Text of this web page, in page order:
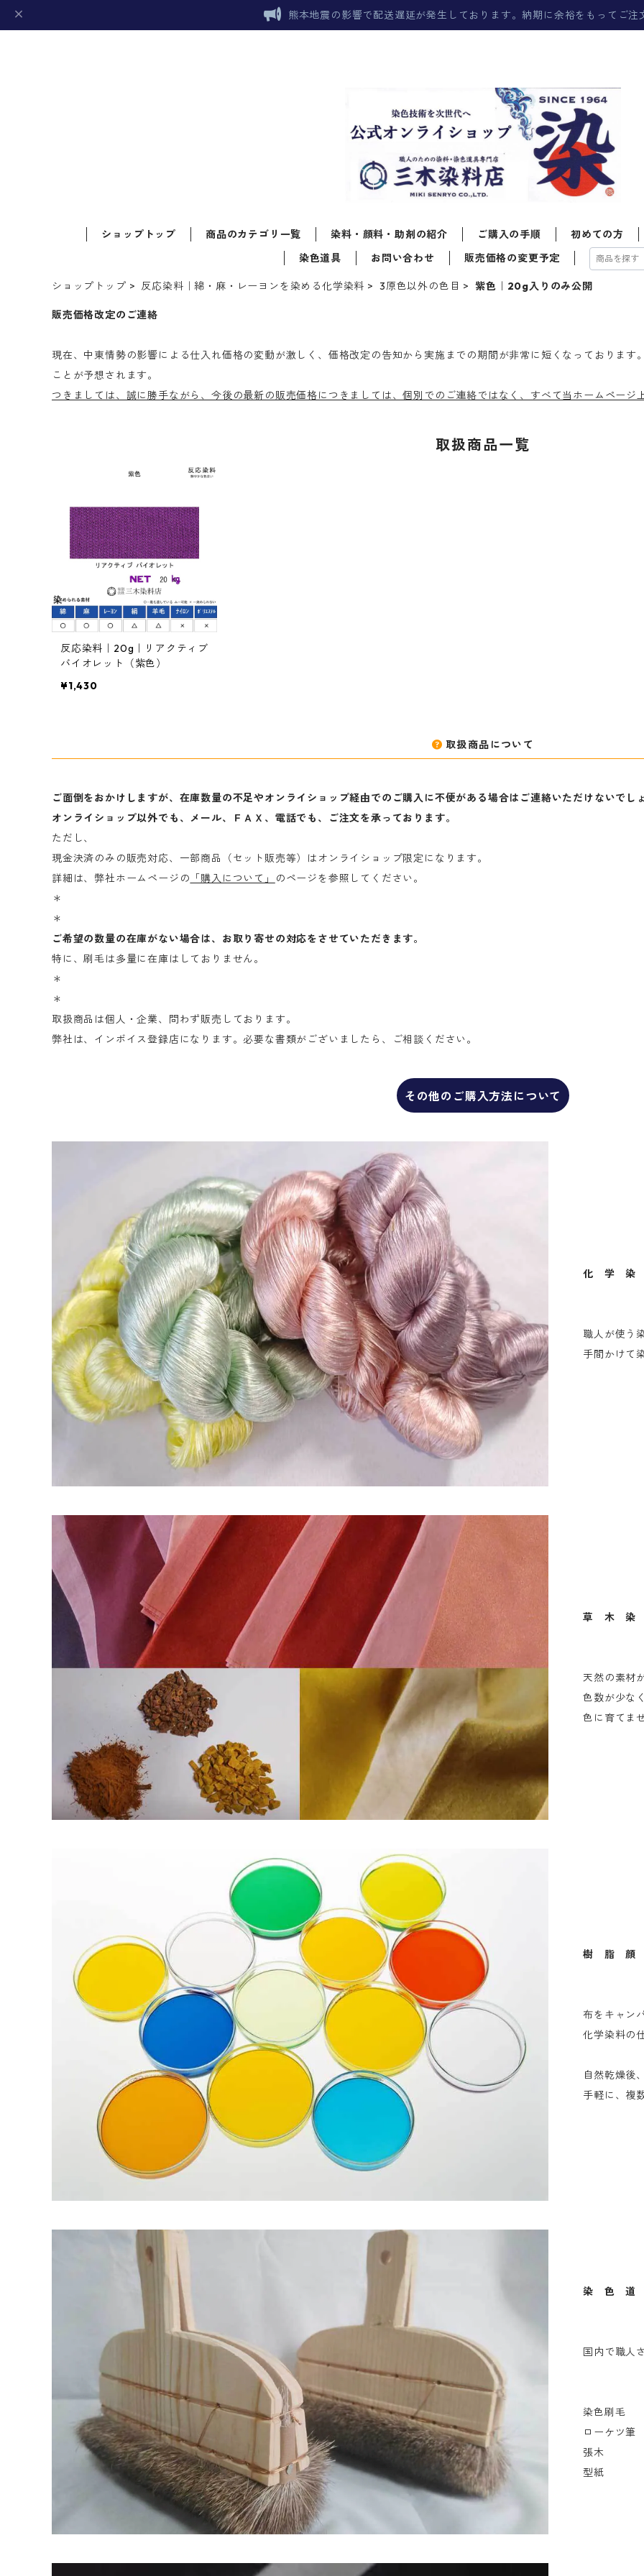
熊本地震の影響で配送遅延が発生しております。納期に余裕をもってご注
ショップトップ 商品のカテゴリ一覧 染料・顔料・助剤の紹介 ご購入の手順
初めての方
染色道具
お問い合わせ 販売価格の変更予定
ショップトップ 反応染料｜綿・麻・レーヨンを染める化学染料 3原色以外の色目 紫色｜20g入りのみ公開
販売価格改定のご連絡
現在、中東情勢の影響による仕入れ価格の変動が激しく、価格改定の告知から実施までの期間が非常に短くなっておりま
ことが予想されます。
つきましては、誠に勝手ながら、今後の最新の販売価格につきましては、個別でのご連絡ではなく、すべて当ホームページ
取扱商品一覧
反応染料｜20g｜リアクティブ
バイオレット（紫色）
¥1,430
取扱商品について
ご面倒をおかけしますが、在庫数量の不足やオンライショップ経由でのご購入に不便がある場合はご連絡いただけないでし
オンライショップ以外でも、メール、ＦＡＸ、電話でも、ご注文を承っております。
ただし、
現金決済のみの販売対応、一部商品（セット販売等）はオンライショップ限定になります。
詳細は、弊社ホームページの 「購入について」
のページを参照してください。
＊
＊
ご希望の数量の在庫がない場合は、お取り寄せの対応をさせていただきます。
特に、刷毛は多量に在庫はしておりません。
＊
＊
取扱商品は個人・企業、問わず販売しております。
弊社は、インボイス登録店になります。必要な書類がございましたら、ご相談ください。
その他のご購入方法について
化 学 染
職人が使う
手間かけて
草 木 染
天然の素材
色数が少な
色に育てま
樹 脂 顔
布をキャン
化学染料の
自然乾燥後
手軽に、複
染 色 道
国内で職人
染色刷毛
ローケツ筆
張木
型紙